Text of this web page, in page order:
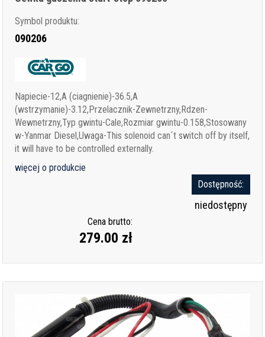
Symbol produktu:
090206
Napiecie-12,A (ciagnienie)-36.5,A
(wstrzymanie)-3.12,Przelacznik-Zewnetrzny,Rdzen-
Wewnetrzny,Typ gwintu-Cale,Rozmiar gwintu-0.158,Stosowany
w-Yanmar Diesel,Uwaga-This solenoid can´t switch off by itself,
it will have to be controlled externally.
więcej o produkcie
Dostępność:
niedostępny
Cena brutto:
279.00 zł